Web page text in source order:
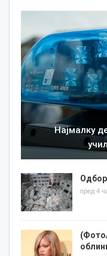
Најмалку
пред 4